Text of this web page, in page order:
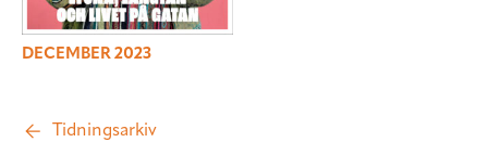
DECEMBER 2023
Tidningsarkiv